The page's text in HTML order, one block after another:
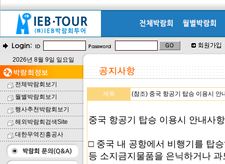
2026년 8월 9일 일요일
전체박람회보기
월별박람회보기
행사추천박람회보기
해외박람회검색Site
대한무역진흥공사
제목 (참조) 중국 항공기 탑승 이용시 안
중국 항공기 탑승 이용시 안내사항
□ 중국 내 공항에서 비행기를 탑
등 소지금지물품을 은닉하거나